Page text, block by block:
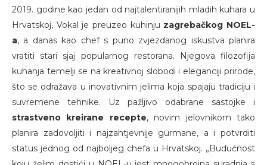
2019. godine kao jedan od najtalentiranijih mladih kuhara u
Hrvatskoj, Vokal je preuzeo kuhinju zagrebačkog NOEL-
a, a danas kao chef s puno zvjezdanog iskustva planira
vratiti stari sjaj popularnog restorana. Njegova filozofija
kuhanja temelji se na kreativnoj slobodi i eleganciji prirode,
što se odražava u inovativnim jelima koja spajaju tradiciju i
suvremene tehnike. Uz pažljivo odabrane sastojke i
strastveno kreirane recepte, novim jelovnikom tako
planira zadovoljiti i najzahtjevnije gurmane, a i potvrditi
status jednog od najboljeg chefa u Hrvatskoj. „Budućnost